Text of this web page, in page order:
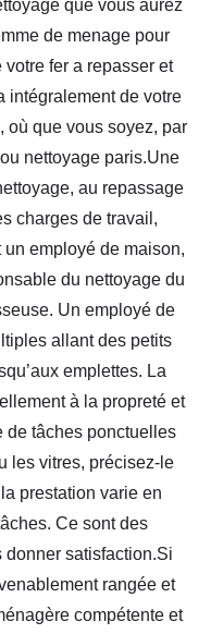
que vous aurez
de menage pour
fer a repasser et
intégralement de votre
où que vous soyez, par
nettoyage paris.Une
au repassage
charges de travail,
un employé de maison,
du nettoyage du
Un employé de
allant des petits
emplettes. La
à la propreté et
de tâches ponctuelles
les vitres, précisez-le
prestation varie en
Ce sont des
satisfaction.Si
rangée et
compétente et